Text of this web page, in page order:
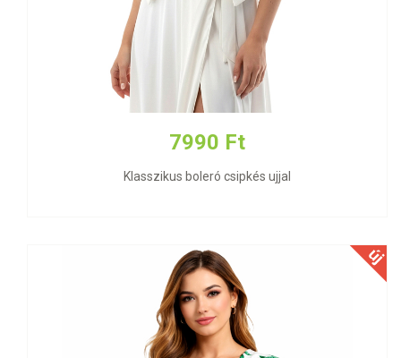
7990 Ft
Klasszikus boleró csipkés ujjal